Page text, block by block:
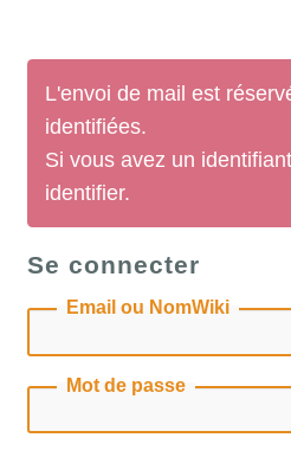
L'envoi de mail est
identifiées.
Si vous avez un
identifier.
Se connecter
Email ou NomWiki
Mot de passe